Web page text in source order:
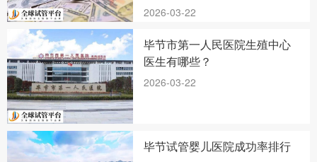
2026-03-22
毕节市第一人民医院生殖中心
医生有哪些？
2026-03-22
毕节试管婴儿医院成功率排行